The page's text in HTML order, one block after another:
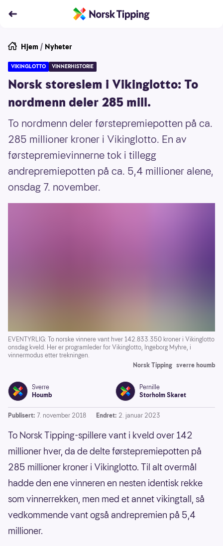
Hjem / Nyheter
VIKINGLOTTO VINNERHISTORIE
Norsk storeslem i Vikinglotto: To
nordmenn deler 285 mill.
To nordmenn deler førstepremiepotten på ca.
285 millioner kroner i Vikinglotto. En av
førstepremievinnerne tok i tillegg
andrepremiepotten på ca. 5,4 millioner alene,
onsdag 7. november.
EVENTYRLIG: To norske vinnere vant hver 142.833.350 kroner i Vikinglotto
onsdag kveld. Her er programleder for Vikinglotto, Ingeborg Myhre, i
vinnermodus etter trekningen.
Norsk Tipping sverre houmb
Sverre
Houmb
Pernille
Storholm Skaret
Publisert: 7. november 2018 Endret: 2. januar 2023
To Norsk Tipping-spillere vant i kveld over 142
millioner hver, da de delte førstepremiepotten på
285 millioner kroner i Vikinglotto. Til alt overmål
hadde den ene vinneren en nesten identisk rekke
som vinnerrekken, men med et annet vikingtall, så
vedkommende vant også andrepremien på 5,4
millioner.